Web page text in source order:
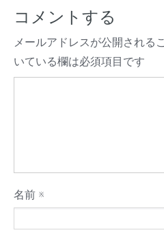
コメントする
メールアドレスが公開される
いている欄は必須項目です
名前 ※